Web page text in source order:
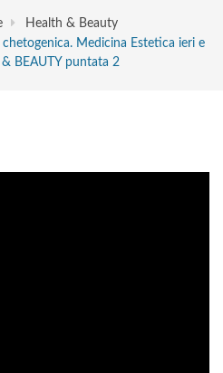
Health & Beauty
Medicina Estetica ieri e
BEAUTY puntata 2